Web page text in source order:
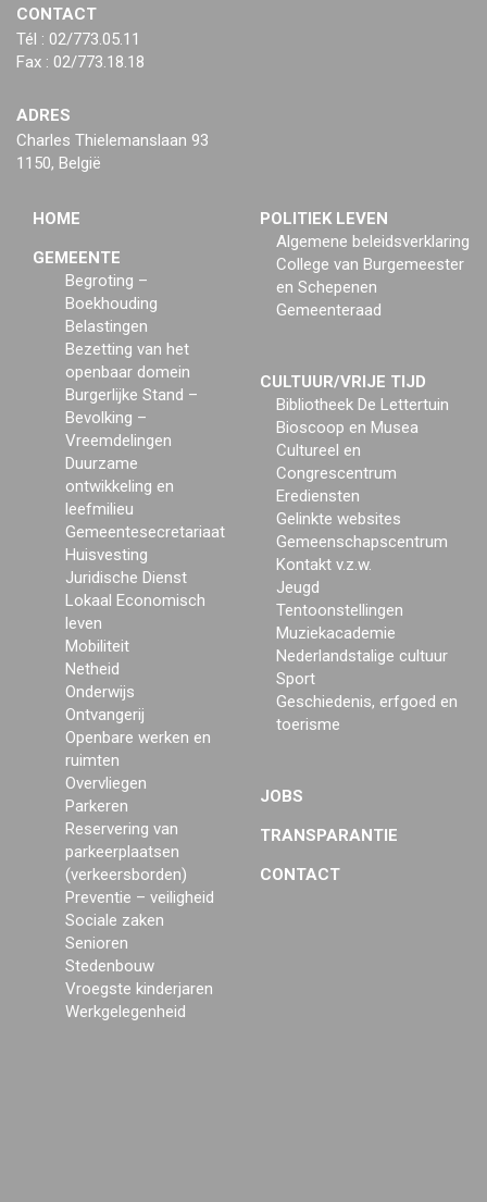
CONTACT
Tél : 02/773.05.11
Fax : 02/773.18.18
ADRES
Charles Thielemanslaan 93
1150, België
HOME
GEMEENTE
Begroting –
Boekhouding
Belastingen
Bezetting van het
openbaar domein
Burgerlijke Stand –
Bevolking –
Vreemdelingen
Duurzame
ontwikkeling en
leefmilieu
Gemeentesecretariaat
Huisvesting
Juridische Dienst
Lokaal Economisch
leven
Mobiliteit
Netheid
Onderwijs
Ontvangerij
Openbare werken en
ruimten
Overvliegen
Parkeren
Reservering van
parkeerplaatsen
(verkeersborden)
Preventie – veiligheid
Sociale zaken
Senioren
Stedenbouw
Vroegste kinderjaren
Werkgelegenheid
POLITIEK LEVEN
Algemene beleidsverklaring
College van Burgemeester
en Schepenen
Gemeenteraad
CULTUUR/VRIJE TIJD
Bibliotheek De Lettertuin
Bioscoop en Musea
Cultureel en
Congrescentrum
Erediensten
Gelinkte websites
Gemeenschapscentrum
Kontakt v.z.w.
Jeugd
Tentoonstellingen
Muziekacademie
Nederlandstalige cultuur
Sport
Geschiedenis, erfgoed en
toerisme
JOBS
TRANSPARANTIE
CONTACT